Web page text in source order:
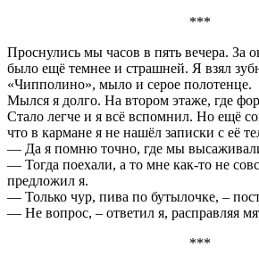
***
Проснулись мы часов в пять вечера. За
было ещё темнее и страшней. Я взял
«Чипполино», мыло и серое полотенце.
Мылся я долго. На втором этаже, где
Стало легче и я всё вспомнил. Но ещё
что в кармане я не нашёл записки с её
— Да я помню точно, где мы высаживали
— Тогда поехали, а то мне как-то не
предложил я.
— Только чур, пива по бутылочке, –
— Не вопрос, – ответил я, расправляя
***